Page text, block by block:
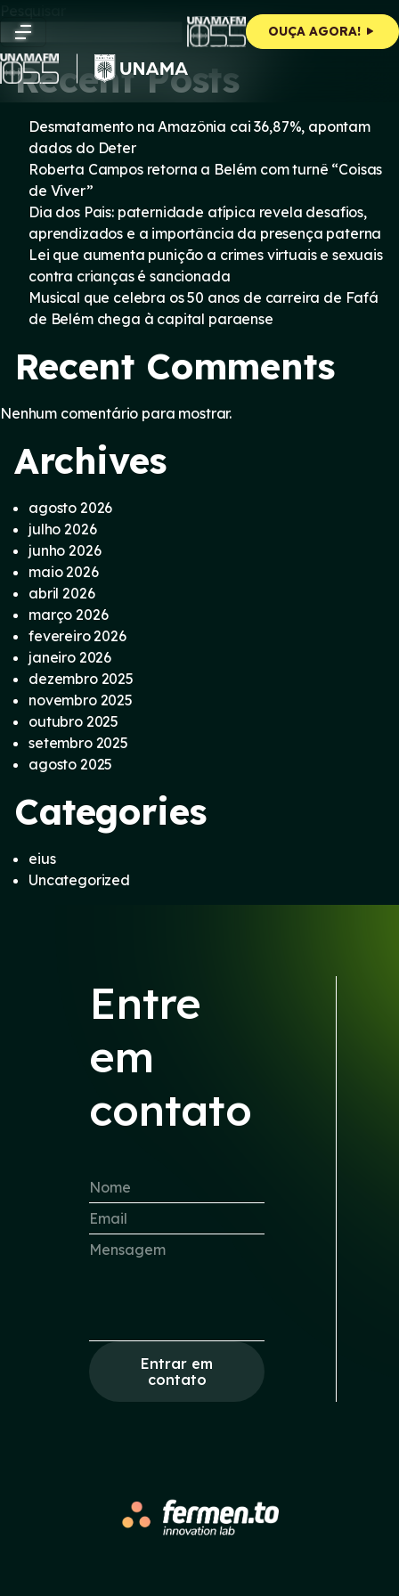
content
OUÇA AGORA!
Pesquisar
Pesquisar
Recent Posts
Desmatamento na Amazônia cai 36,87%, apontam
dados do Deter
Roberta Campos retorna a Belém com turnê “Coisas
de Viver”
Dia dos Pais: paternidade atípica revela desafios,
aprendizados e a importância da presença paterna
Lei que aumenta punição a crimes virtuais e sexuais
contra crianças é sancionada
Musical que celebra os 50 anos de carreira de Fafá
de Belém chega à capital paraense
Recent Comments
Nenhum comentário para mostrar.
Archives
agosto 2026
julho 2026
junho 2026
maio 2026
abril 2026
março 2026
fevereiro 2026
janeiro 2026
dezembro 2025
novembro 2025
outubro 2025
setembro 2025
agosto 2025
Categories
eius
Uncategorized
Entre
em
contato
Entrar em
contato